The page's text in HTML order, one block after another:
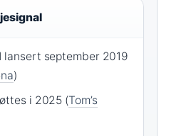
lansert september 2019
)
i 2025 (Tom’s